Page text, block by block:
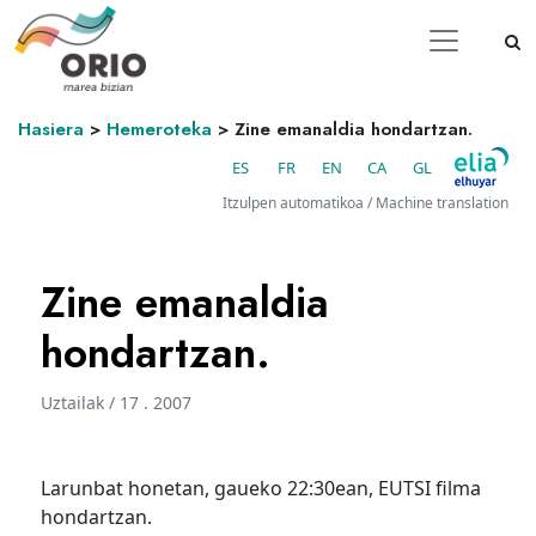
Hasiera > Hemeroteka > Zine emanaldia hondartzan.
ES FR EN CA GL
Itzulpen automatikoa / Machine translation
Zine emanaldia
hondartzan.
Uztailak / 17 . 2007
Larunbat honetan, gaueko 22:30ean, EUTSI filma
hondartzan.